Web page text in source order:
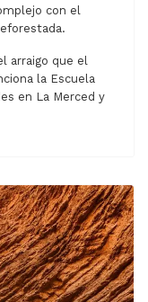
con el
arraigo que el
la Escuela
en La Merced y